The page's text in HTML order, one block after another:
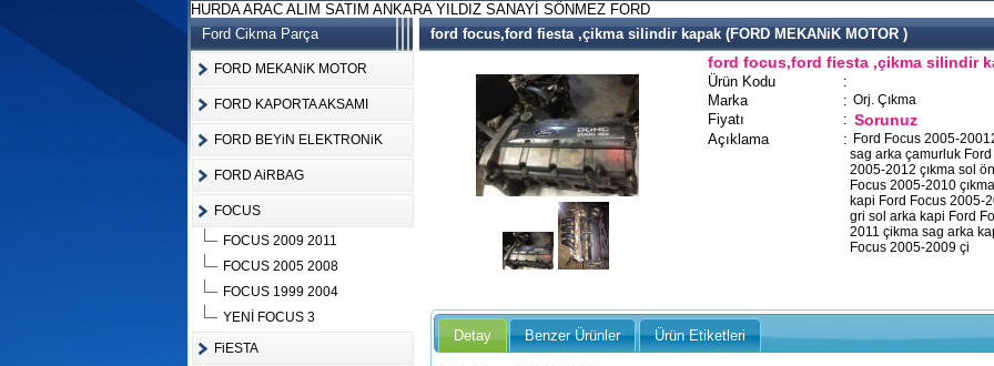
HURDA ARAC ALIM SATIM ANKARA YILDIZ SANAYİ SÖNMEZ FORD
Ford Cikma Parça
FORD MEKANiK MOTOR
FORD KAPORTA AKSAMI
FORD BEYiN ELEKTRONiK
FORD AiRBAG
FOCUS
FOCUS 2009 2011
FOCUS 2005 2008
FOCUS 1999 2004
YENİ FOCUS 3
FiESTA
ford focus,ford fiesta ,çikma silindir kapak (FORD MEKANiK MOTOR )
ford focus,ford fiesta ,çikma silindir
Ürün Kodu
:
Marka
: Orj. Çıkma
Fiyatı : Sorunuz
Açıklama : Ford Focus 2005-
sag arka çamurluk
2005-2012 çıkma sol
Focus 2005-2010
kapi Ford Focus 2005-
gri sol arka kapi Ford
2011 çikma sag arka
Focus 2005-2009 çi
Detay Benzer Ürünler Ürün Etiketleri